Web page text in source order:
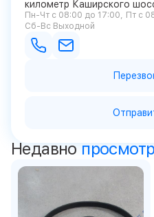
километр Каширского
Пн-Чт с 08:00 до 17:00
Пт с
Сб-Вс Выходной
Недавно